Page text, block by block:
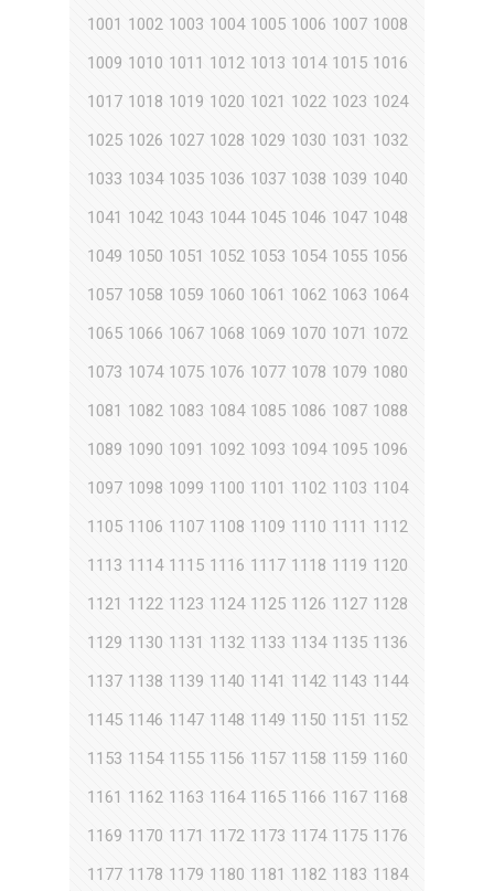
1001 1002 1003 1004 1005 1006 1007 1008
1009 1010 1011 1012 1013 1014 1015 1016
1017 1018 1019 1020 1021 1022 1023 1024
1025 1026 1027 1028 1029 1030 1031 1032
1033 1034 1035 1036 1037 1038 1039 1040
1041 1042 1043 1044 1045 1046 1047 1048
1049 1050 1051 1052 1053 1054 1055 1056
1057 1058 1059 1060 1061 1062 1063 1064
1065 1066 1067 1068 1069 1070 1071 1072
1073 1074 1075 1076 1077 1078 1079 1080
1081 1082 1083 1084 1085 1086 1087 1088
1089 1090 1091 1092 1093 1094 1095 1096
1097 1098 1099 1100 1101 1102 1103 1104
1105 1106 1107 1108 1109 1110 1111 1112
1113 1114 1115 1116 1117 1118 1119 1120
1121 1122 1123 1124 1125 1126 1127 1128
1129 1130 1131 1132 1133 1134 1135 1136
1137 1138 1139 1140 1141 1142 1143 1144
1145 1146 1147 1148 1149 1150 1151 1152
1153 1154 1155 1156 1157 1158 1159 1160
1161 1162 1163 1164 1165 1166 1167 1168
1169 1170 1171 1172 1173 1174 1175 1176
1177 1178 1179 1180 1181 1182 1183 1184